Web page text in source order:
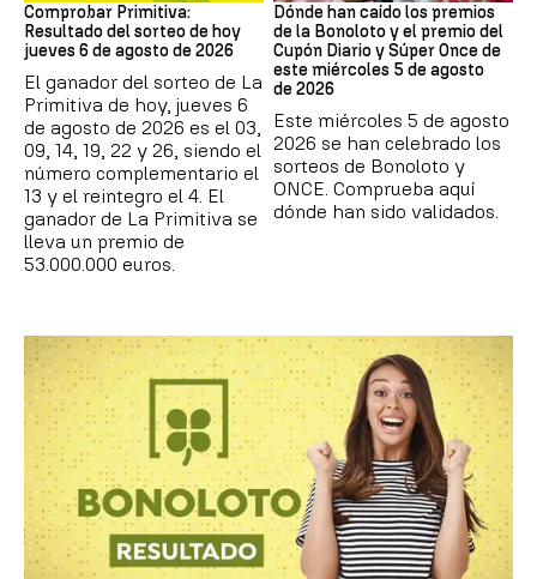
Comprobar Primitiva:
Resultado del sorteo de hoy
jueves 6 de agosto de 2026
El ganador del sorteo de La
Primitiva de hoy, jueves 6
de agosto de 2026 es el 03,
09, 14, 19, 22 y 26, siendo el
número complementario el
13 y el reintegro el 4. El
ganador de La Primitiva se
lleva un premio de
53.000.000 euros.
Dónde han caído los premios
de la Bonoloto y el premio del
Cupón Diario y Súper Once de
este miércoles 5 de agosto
de 2026
Este miércoles 5 de agosto
2026 se han celebrado los
sorteos de Bonoloto y
ONCE. Comprueba aquí
dónde han sido validados.